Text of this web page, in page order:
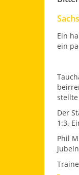
Ein
ein
Der
1:3.
Phil